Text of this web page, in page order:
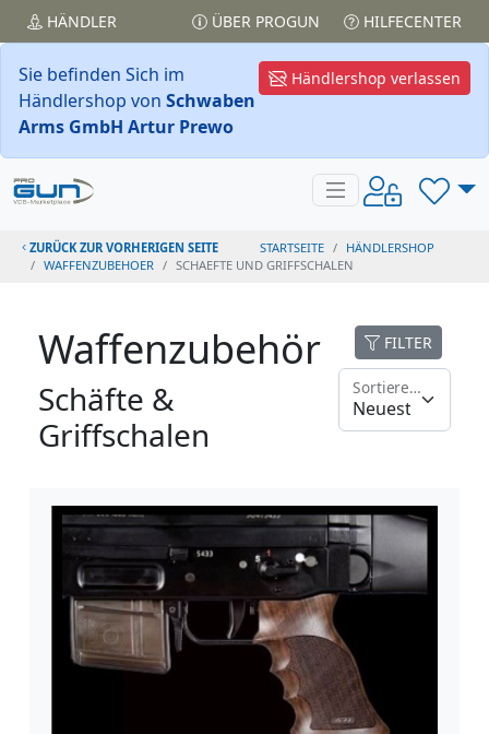
HÄNDLER ÜBER PROGUN HILFECENTER
Händlershop verlassen
Sie befinden Sich im
Händlershop von Schwaben
Arms GmbH Artur Prewo
ZURÜCK ZUR VORHERIGEN SEITE STARTSEITE
HÄNDLERSHOP
WAFFENZUBEHOER
SCHAEFTE UND GRIFFSCHALEN
Waffenzubehör
Schäfte &
Griffschalen
FILTER
Sortieren nach